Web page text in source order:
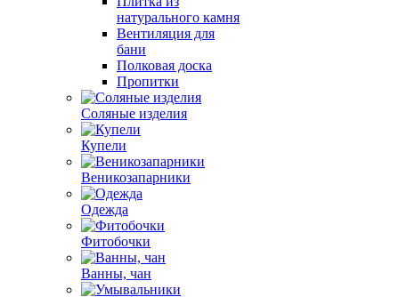
натурального камня
Вентиляция для
бани
Полковая доска
Пропитки
Соляные изделия
Купели
Веникозапарники
Одежда
Фитобочки
Ванны, чан